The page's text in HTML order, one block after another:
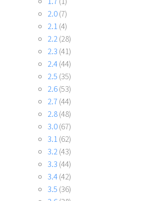
2.0(7)
2.1 (4)
2.2 (28)
2.3 (41)
2.4(44)
2.5 (35)
2.6(53)
2.7 (44)
2.8(48)
3.0(67)
3.1 (62)
3.2 (43)
3.3 (44)
3.4(42)
3.5 (36)